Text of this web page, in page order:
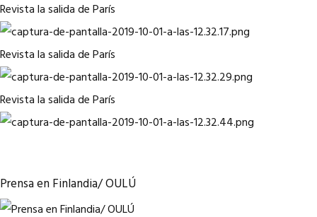
Revista la salida de París
Revista la salida de París
Revista la salida de París
Prensa en Finlandia/ OULÚ